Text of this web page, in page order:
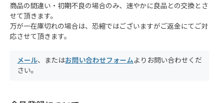
商品の間違い・初期不良の場合のみ、速やかに良品との交換とさ
せて頂きます。
万が一在庫切れの場合は、恐縮ではございますがご返金にてご対
応させて頂きます。
メール、またはお問い合わせフォームよりお問い合わせくだ
さい。